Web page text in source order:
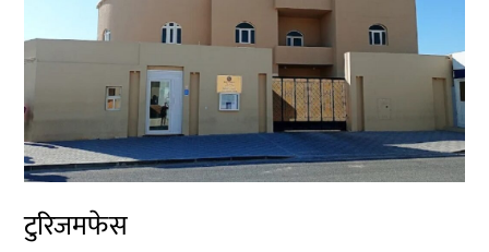
टुरिजमफेस